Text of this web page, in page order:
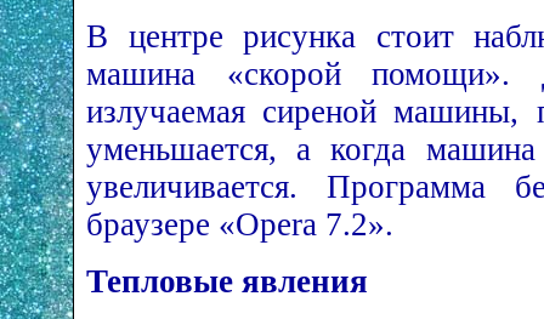
В центре рисунка стоит
машина «скорой помощи».
излучаемая сиреной
уменьшается, а когда
увеличивается. Программа
браузере «Opera 7.2».
Тепловые явления